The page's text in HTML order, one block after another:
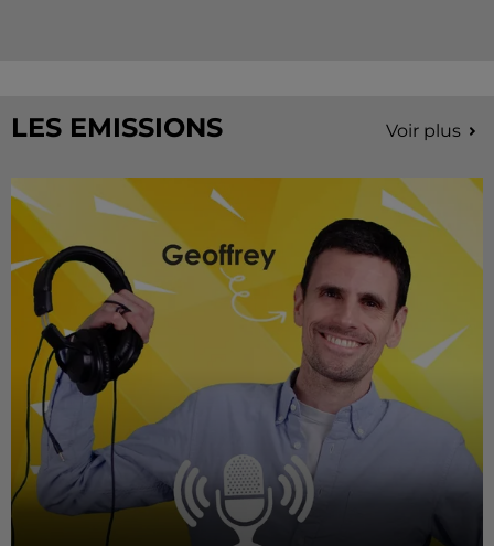
LES EMISSIONS Voir plus